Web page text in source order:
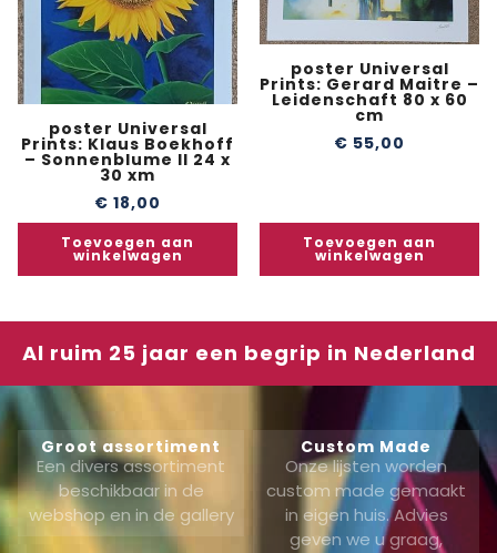
poster Universal
Prints: Klaus Boekhoff
– Sonnenblume II 24 x
30 xm
€ 18,00
Toevoegen aan
winkelwagen
poster Universal
Prints: Gerard Maitre –
Leidenschaft 80 x 60
cm
€ 55,00
Toevoegen aan
winkelwagen
Al ruim 25 jaar een begrip in Nederland
Groot assortiment
Een divers assortiment
beschikbaar in de
webshop en in de gallery
Custom Made
Onze lijsten worden
custom made gemaakt
in eigen huis. Advies
geven we u graag,